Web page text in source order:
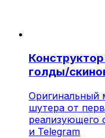
голды/
Оригинальный
шутера от
реализующего
и Telegram